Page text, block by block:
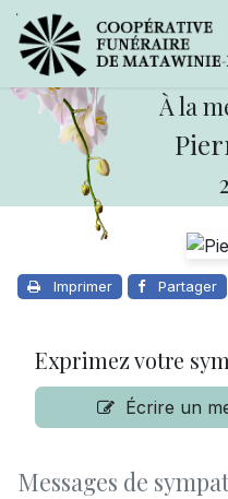
À la
Imprimer Partager
Exprimez votre
Écrire un
Messages de